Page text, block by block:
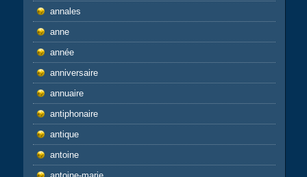
annales
anne
année
anniversaire
annuaire
antiphonaire
antique
antoine
antoine-marie